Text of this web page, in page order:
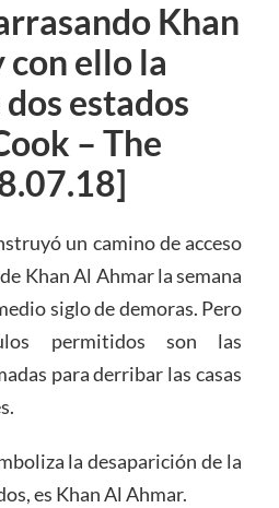
Khan
con ello la
estados
– The
un camino de acceso
Khan Al Ahmar la semana
siglo de demoras. Pero
permitidos son las
para derribar las casas
la desaparición de la
es Khan Al Ahmar.